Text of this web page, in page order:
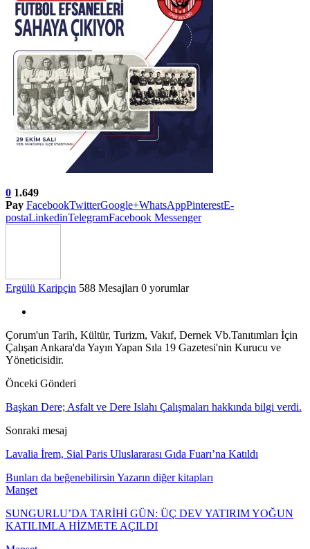
0 1.649
Pay FacebookTwitterGoogle+WhatsAppPinterestE-
postaLinkedinTelegramFacebook Messenger
Ergülü Karipçin 588 Mesajları 0 yorumlar
Çorum'un Tarih, Kültür, Turizm, Vakıf, Dernek Vb.Tanıtımları İçin
Çalışan Ankara'da Yayın Yapan Sıla 19 Gazetesi'nin Kurucu ve
Yöneticisidir.
Önceki Gönderi
Başkan Dere; Asfalt ve Dere Islahı Çalışmaları hakkında bilgi verdi.
Sonraki mesaj
Lavalia İrem, Sial Paris Uluslararası Gıda Fuarı’na Katıldı
Bunları da beğenebilirsin Yazarın diğer kitapları
Manşet
SUNGURLU’DA TARİHİ GÜN: ÜÇ DEV YATIRIM YOĞUN
KATILIMLA HİZMETE AÇILDI